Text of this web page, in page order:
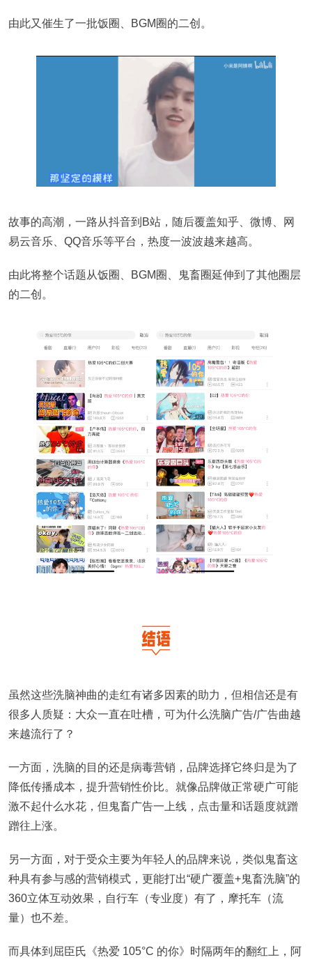
由此又催生了一批饭圈、BGM圈的二创。
故事的高潮，一路从抖音到B站，随后覆盖知乎、微博、网
易云音乐、QQ音乐等平台，热度一波波越来越高。
由此将整个话题从饭圈、BGM圈、鬼畜圈延伸到了其他圈层
的二创。
虽然这些洗脑神曲的走红有诸多因素的助力，但相信还是有
很多人质疑：大众一直在吐槽，可为什么洗脑广告/广告曲越
来越流行了？
一方面，洗脑的目的还是病毒营销，品牌选择它终归是为了
降低传播成本，提升营销性价比。就像品牌做正常硬广可能
激不起什么水花，但鬼畜广告一上线，点击量和话题度就蹭
蹭往上涨。
另一方面，对于受众主要为年轻人的品牌来说，类似鬼畜这
种具有参与感的营销模式，更能打出“硬广覆盖+鬼畜洗脑”的
360立体互动效果，自行车（专业度）有了，摩托车（流
量）也不差。
而具体到屈臣氏《热爱 105°C 的你》时隔两年的翻红上，阿